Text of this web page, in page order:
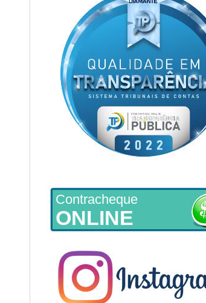
Contracheque
ONLINE